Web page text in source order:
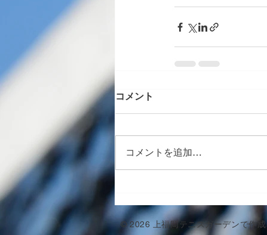
コメント
コメントを追加…
© 2026 上福岡テニスガーデンで作成